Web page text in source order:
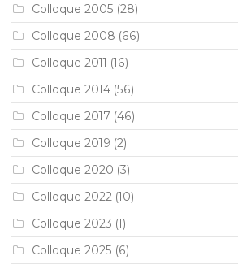
Colloque 2005 (28)
Colloque 2008 (66)
Colloque 2011 (16)
Colloque 2014 (56)
Colloque 2017 (46)
Colloque 2019 (2)
Colloque 2020 (3)
Colloque 2022 (10)
Colloque 2023 (1)
Colloque 2025 (6)